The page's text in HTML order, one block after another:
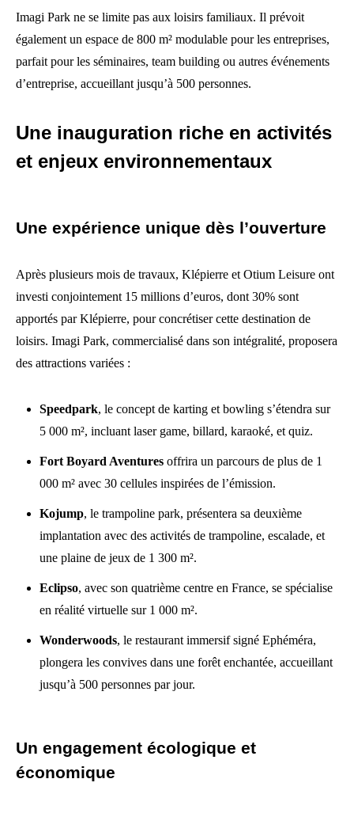
Imagi Park ne se limite pas aux loisirs familiaux. Il prévoit
également un espace de 800 m² modulable pour les entreprises,
parfait pour les séminaires, team building ou autres événements
d’entreprise, accueillant jusqu’à 500 personnes.
Une inauguration riche en activités
et enjeux environnementaux
Une expérience unique dès l’ouverture
Après plusieurs mois de travaux, Klépierre et Otium Leisure ont
investi conjointement 15 millions d’euros, dont 30% sont
apportés par Klépierre, pour concrétiser cette destination de
loisirs. Imagi Park, commercialisé dans son intégralité, proposera
des attractions variées :
Speedpark, le concept de karting et bowling s’étendra sur
5 000 m², incluant laser game, billard, karaoké, et quiz.
Fort Boyard Aventures offrira un parcours de plus de 1
000 m² avec 30 cellules inspirées de l’émission.
Kojump, le trampoline park, présentera sa deuxième
implantation avec des activités de trampoline, escalade, et
une plaine de jeux de 1 300 m².
Eclipso, avec son quatrième centre en France, se spécialise
en réalité virtuelle sur 1 000 m².
Wonderwoods, le restaurant immersif signé Ephéméra,
plongera les convives dans une forêt enchantée, accueillant
jusqu’à 500 personnes par jour.
Un engagement écologique et
économique